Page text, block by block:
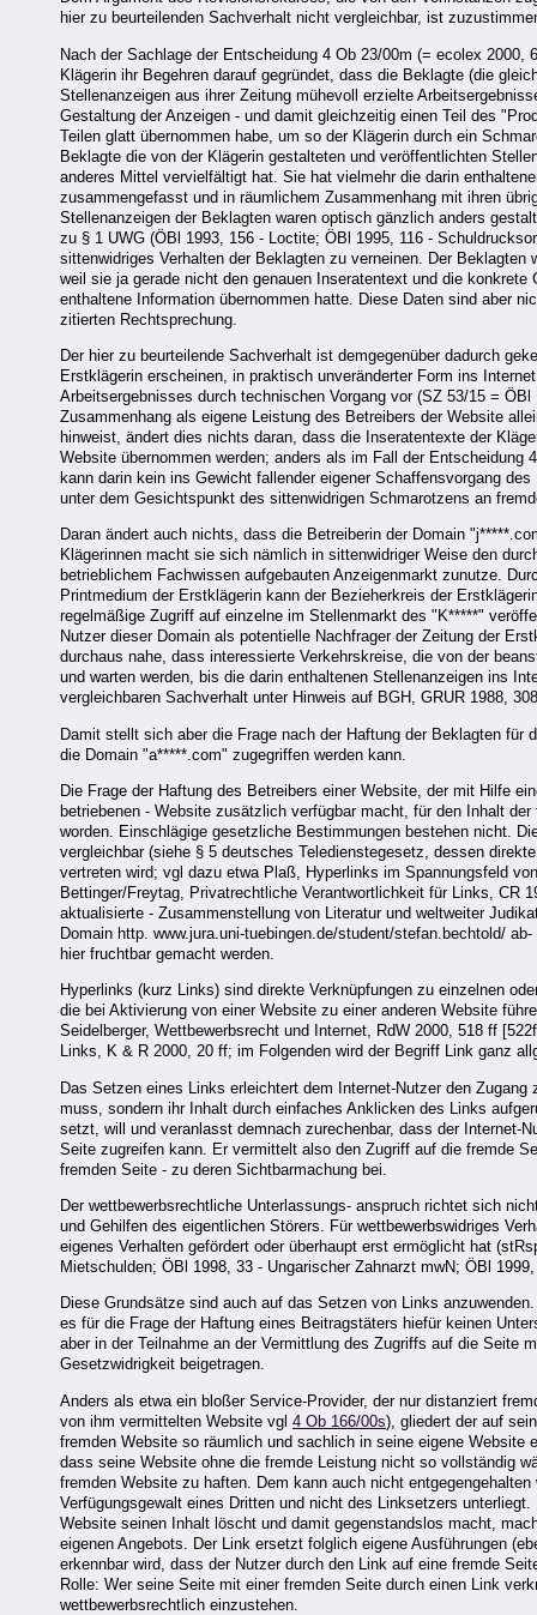
hier zu beurteilenden Sachverhalt nicht vergleichbar, ist
Nach der Sachlage der Entscheidung 4 Ob 23/00m (= ecolex
Klägerin ihr Begehren darauf gegründet, dass die Beklagte (die
Stellenanzeigen aus ihrer Zeitung mühevoll erzielte
Gestaltung der Anzeigen - und damit gleichzeitig einen Teil des
Teilen glatt übernommen habe, um so der Klägerin durch ein
Beklagte die von der Klägerin gestalteten und veröffentlichten
anderes Mittel vervielfältigt hat. Sie hat vielmehr die darin
zusammengefasst und in räumlichem Zusammenhang mit ihren
Stellenanzeigen der Beklagten waren optisch gänzlich anders
zu § 1 UWG (ÖBl 1993, 156 - Loctite; ÖBl 1995, 116 -
sittenwidriges Verhalten der Beklagten zu verneinen. Der
weil sie ja gerade nicht den genauen Inseratentext und die
enthaltene Information übernommen hatte. Diese Daten sind aber
zitierten Rechtsprechung.
Der hier zu beurteilende Sachverhalt ist demgegenüber dadurch
Erstklägerin erscheinen, in praktisch unveränderter Form ins
Arbeitsergebnisses durch technischen Vorgang vor (SZ 53/15 =
Zusammenhang als eigene Leistung des Betreibers der Website
hinweist, ändert dies nichts daran, dass die Inseratentexte der
Website übernommen werden; anders als im Fall der
kann darin kein ins Gewicht fallender eigener Schaffensvorgang
unter dem Gesichtspunkt des sittenwidrigen Schmarotzens an
Daran ändert auch nichts, dass die Betreiberin der Domain
Klägerinnen macht sie sich nämlich in sittenwidriger Weise den
betrieblichem Fachwissen aufgebauten Anzeigenmarkt zunutze.
Printmedium der Erstklägerin kann der Bezieherkreis der
regelmäßige Zugriff auf einzelne im Stellenmarkt des "K*****"
Nutzer dieser Domain als potentielle Nachfrager der Zeitung der
durchaus nahe, dass interessierte Verkehrskreise, die von der
und warten werden, bis die darin enthaltenen Stellenanzeigen ins
vergleichbaren Sachverhalt unter Hinweis auf BGH, GRUR 1988,
Damit stellt sich aber die Frage nach der Haftung der Beklagten
die Domain "a*****.com" zugegriffen werden kann.
Die Frage der Haftung des Betreibers einer Website, der mit Hilfe
betriebenen - Website zusätzlich verfügbar macht, für den Inhalt
worden. Einschlägige gesetzliche Bestimmungen bestehen nicht.
vergleichbar (siehe § 5 deutsches Teledienstegesetz, dessen
vertreten wird; vgl dazu etwa Plaß, Hyperlinks im Spannungsfeld
Bettinger/Freytag, Privatrechtliche Verantwortlichkeit für Links, CR
aktualisierte - Zusammenstellung von Literatur und weltweiter
Domain http. www.jura.uni-tuebingen.de/student/stefan.bechtold/
hier fruchtbar gemacht werden.
Hyperlinks (kurz Links) sind direkte Verknüpfungen zu einzelnen
die bei Aktivierung von einer Website zu einer anderen Website
Seidelberger, Wettbewerbsrecht und Internet, RdW 2000, 518 ff
Links, K & R 2000, 20 ff; im Folgenden wird der Begriff Link ganz
Das Setzen eines Links erleichtert dem Internet-Nutzer den
muss, sondern ihr Inhalt durch einfaches Anklicken des Links
setzt, will und veranlasst demnach zurechenbar, dass der Internet-
Seite zugreifen kann. Er vermittelt also den Zugriff auf die fremde
fremden Seite - zu deren Sichtbarmachung bei.
Der wettbewerbsrechtliche Unterlassungs- anspruch richtet sich
und Gehilfen des eigentlichen Störers. Für wettbewerbswidriges
eigenes Verhalten gefördert oder überhaupt erst ermöglicht hat
Mietschulden; ÖBl 1998, 33 - Ungarischer Zahnarzt mwN; ÖBl
Diese Grundsätze sind auch auf das Setzen von Links
es für die Frage der Haftung eines Beitragstäters hiefür keinen
aber in der Teilnahme an der Vermittlung des Zugriffs auf die Seite
Gesetzwidrigkeit beigetragen.
Anders als etwa ein bloßer Service-Provider, der nur distanziert
von ihm vermittelten Website vgl 4 Ob 166/00s), gliedert der auf
fremden Website so räumlich und sachlich in seine eigene
dass seine Website ohne die fremde Leistung nicht so vollständig
fremden Website zu haften. Dem kann auch nicht
Verfügungsgewalt eines Dritten und nicht des Linksetzers
Website seinen Inhalt löscht und damit gegenstandslos macht,
eigenen Angebots. Der Link ersetzt folglich eigene Ausführungen
erkennbar wird, dass der Nutzer durch den Link auf eine fremde
Rolle: Wer seine Seite mit einer fremden Seite durch einen Link
wettbewerbsrechtlich einzustehen.